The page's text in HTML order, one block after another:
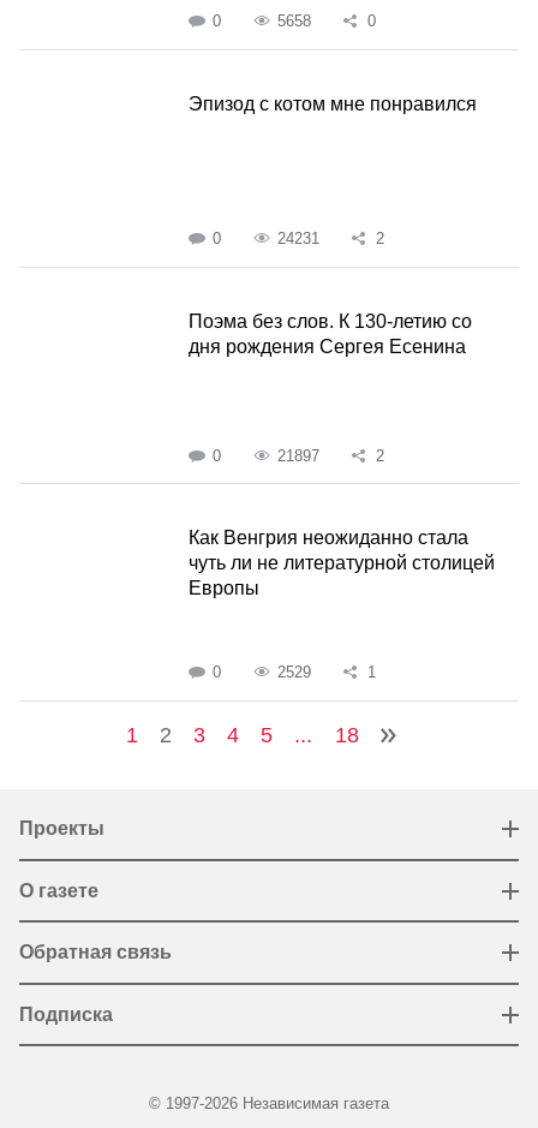
0 5658 0
Эпизод с котом мне понравился
0 24231 2
Поэма без слов. К 130-летию со
дня рождения Сергея Есенина
0 21897 2
Как Венгрия неожиданно стала
чуть ли не литературной столицей
Европы
0 2529 1
1 2 3 4 5 ... 18
Проекты
О газете
Обратная связь
Подписка
© 1997-2026 Независимая газета